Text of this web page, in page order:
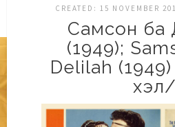
CREATED: 15 NOVEMBER
Самсон ба
(1949);
Delilah
хэл/